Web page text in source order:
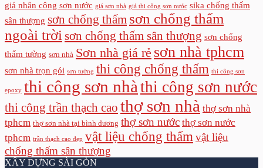
giá nhân công sơn nước giá sơn nhà giá thi công sơn nước sika chống thấm
sân thượng sơn chống thấm sơn chống thấm
ngoài trời sơn chống thấm sân thượng sơn chống
thấm tường sơn nhà Sơn nhà giá rẻ sơn nhà tphcm
sơn nhà trọn gói sơn tường thi công chống thấm thi công sơn
epoxy thi công sơn nhà thi công sơn nước
thi công trần thạch cao thợ sơn nhà thợ sơn nhà
tphcm thợ sơn nhà tại bình dương thợ sơn nước thợ sơn nước
tphcm trần thạch cao đẹp vật liệu chống thấm vật liệu
chống thấm sân thượng
XÂY DỰNG SÀI GÒN